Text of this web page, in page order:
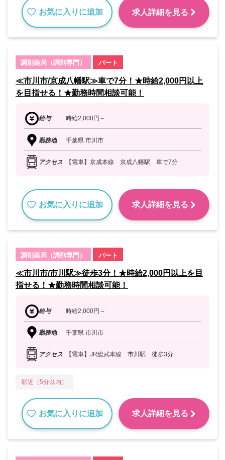
お気に入りに追加 求人詳細を見る
調剤薬局（調剤専門） パート
≪市川市/京成八幡駅≫車で7分！★時給2,000円以上
を目指せる！★勤務時間相談可能！
給与 時給2,000円～
勤務地 千葉県 市川市
アクセス 【電車】京成本線 京成八幡駅 車で7分
お気に入りに追加 求人詳細を見る
調剤薬局（調剤専門） パート
≪市川市/市川駅≫徒歩3分！★時給2,000円以上を目
指せる！★勤務時間相談可能！
給与 時給2,000円～
勤務地 千葉県 市川市
アクセス 【電車】JR総武本線 市川駅 徒歩3分
駅近（5分以内）
お気に入りに追加 求人詳細を見る